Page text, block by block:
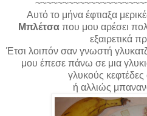
Αυτό το μήνα έφτιαξα
Μπλέτσα που μου αρέσει
εξαιρετικά
Έτσι λοιπόν σαν γνωστή
μου έπεσε πάνω σε μια
γλυκούς
ή αλλιώς